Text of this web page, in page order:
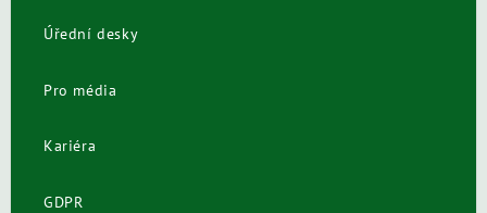
Úřední desky
Pro média
Kariéra
GDPR